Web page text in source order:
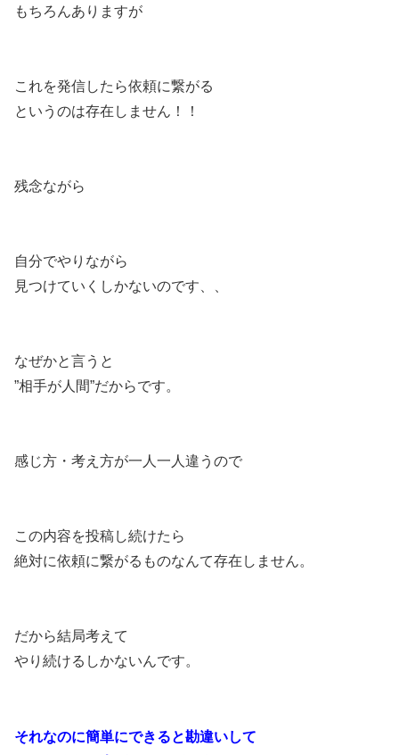
もちろんありますが
これを発信したら依頼に繋がる
というのは存在しません！！
残念ながら
自分でやりながら
見つけていくしかないのです、、
なぜかと言うと
”相手が人間”だからです。
感じ方・考え方が一人一人違うので
この内容を投稿し続けたら
絶対に依頼に繋がるものなんて存在しません。
だから結局考えて
やり続けるしかないんです。
それなのに簡単にできると勘違いして